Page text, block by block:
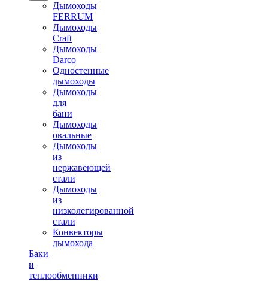
Дымоходы
FERRUM
Дымоходы
Craft
Дымоходы
Darco
Одностенные
дымоходы
Дымоходы
для
бани
Дымоходы
овальные
Дымоходы
из
нержавеющей
стали
Дымоходы
из
низколегированной
стали
Конвекторы
дымохода
Баки
и
теплообменники